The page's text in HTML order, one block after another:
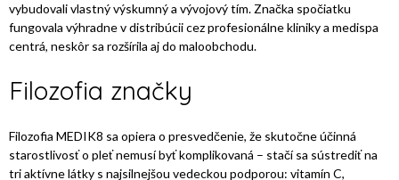
vybudovali vlastný výskumný a vývojový tím. Značka spočiatku
fungovala výhradne v distribúcii cez profesionálne kliniky a medispa
centrá, neskôr sa rozšírila aj do maloobchodu.
Filozofia značky
Filozofia MEDIK8 sa opiera o presvedčenie, že skutočne účinná
starostlivosť o pleť nemusí byť komplikovaná – stačí sa sústrediť na
tri aktívne látky s najsilnejšou vedeckou podporou: vitamín C,